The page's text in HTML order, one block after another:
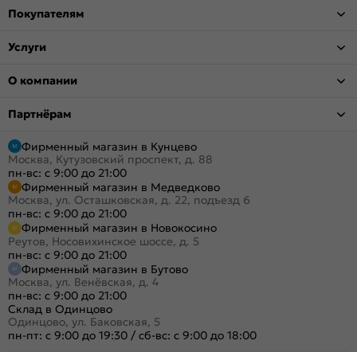
Покупателям
Услуги
О компании
Партнёрам
Фирменный магазин в Кунцево
Москва, Кутузовский проспект, д. 88
пн-вс: с 9:00 до 21:00
Фирменный магазин в Медведково
Москва, ул. Осташковская, д. 22, подъезд 6
пн-вс: с 9:00 до 21:00
Фирменный магазин в Новокосино
Реутов, Носовихинское шоссе, д. 5
пн-вс: с 9:00 до 21:00
Фирменный магазин в Бутово
Москва, ул. Венёвская, д. 4
пн-вс: с 9:00 до 21:00
Склад в Одинцово
Одинцово, ул. Баковская, 5
пн-пт: с 9:00 до 19:30 / сб-вс: с 9:00 до 18:00